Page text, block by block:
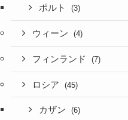
ポルト (3)
ウィーン (4)
フィンランド (7)
ロシア (45)
カザン (6)